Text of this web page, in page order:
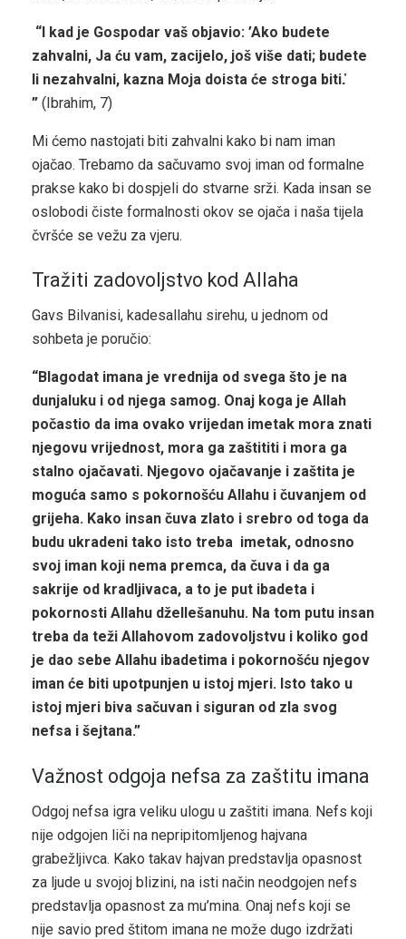
“I kad je Gospodar vaš objavio: ’Ako budete
zahvalni, Ja ću vam, zacijelo, još više dati; budete
li nezahvalni, kazna Moja doista će stroga biti.҆
” (Ibrahim, 7)
Mi ćemo nastojati biti zahvalni kako bi nam iman
ojačao. Trebamo da sačuvamo svoj iman od formalne
prakse kako bi dospjeli do stvarne srži. Kada insan se
oslobodi čiste formalnosti okov se ojača i naša tijela
čvršće se vežu za vjeru.
Tražiti zadovoljstvo kod Allaha
Gavs Bilvanisi, kadesallahu sirehu, u jednom od
sohbeta je poručio:
“Blagodat imana je vrednija od svega što je na
dunjaluku i od njega samog. Onaj koga je Allah
počastio da ima ovako vrijedan imetak mora znati
njegovu vrijednost, mora ga zaštititi i mora ga
stalno ojačavati. Njegovo ojačavanje i zaštita je
moguća samo s pokornošću Allahu i čuvanjem od
grijeha. Kako insan čuva zlato i srebro od toga da
budu ukradeni tako isto treba imetak, odnosno
svoj iman koji nema premca, da čuva i da ga
sakrije od kradljivaca, a to je put ibadeta i
pokornosti Allahu džellešanuhu. Na tom putu insan
treba da teži Allahovom zadovoljstvu i koliko god
je dao sebe Allahu ibadetima i pokornošću njegov
iman će biti upotpunjen u istoj mjeri. Isto tako u
istoj mjeri biva sačuvan i siguran od zla svog
nefsa i šejtana.”
Važnost odgoja nefsa za zaštitu imana
Odgoj nefsa igra veliku ulogu u zaštiti imana. Nefs koji
nije odgojen liči na nepripitomljenog hajvana
grabežljivca. Kako takav hajvan predstavlja opasnost
za ljude u svojoj blizini, na isti način neodgojen nefs
predstavlja opasnost za mu’mina. Onaj nefs koji se
nije savio pred štitom imana ne može dugo izdržati